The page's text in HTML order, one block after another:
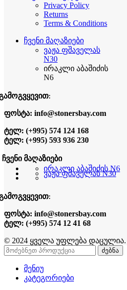
Privacy Policy
Returns
Terms & Conditions
ჩვენი მაღაზიები
ვაჟა ფშაველას
N30
ირაკლი აბაშიძის
N6
ფოსტა: info@stonersbay.com
ტელ: (+995) 574 124 168
ტელ: (+995) 593 936 230
ჩვენი მაღაზიები
ირაკლი აბაშიძის N6
ვაჟა ფშაველას N30
ფოსტა: info@stonersbay.com
ტელ: (+995) 574 12 41 68
© 2024 ყველა უფლება დაცულია.
ძებნა
მენიუ
კატეგორიები